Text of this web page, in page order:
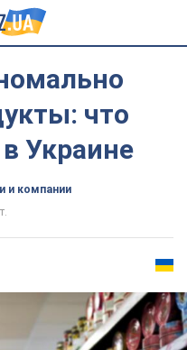
что
Украине
и компании